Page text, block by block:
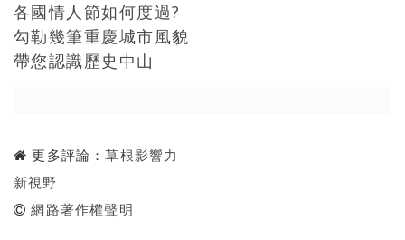
各國情人節如何度過?
勾勒幾筆重慶城市風貌
帶您認識歷史中山
更多評論：草根影響力
新視野
網路著作權聲明